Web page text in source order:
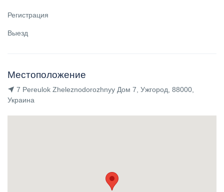
Регистрация
Выезд
Местоположение
7 Pereulok Zheleznodorozhnyy Дом 7, Ужгород, 88000,
Украина